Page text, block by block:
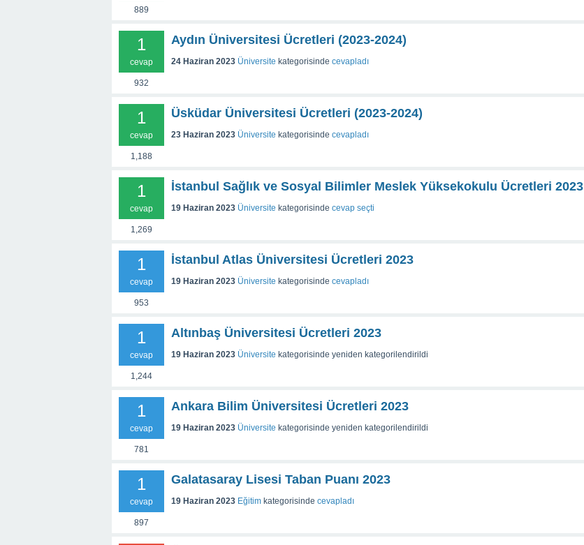
889
1
cevap
932
Aydın Üniversitesi Ücretleri (2023-2024)
24 Haziran 2023 Üniversite kategorisinde cevapladı
1
cevap
1,188
Üsküdar Üniversitesi Ücretleri (2023-2024)
23 Haziran 2023 Üniversite kategorisinde cevapladı
1
cevap
1,269
İstanbul Sağlık ve Sosyal Bilimler Meslek Yüksekokulu Ücretleri 2023
19 Haziran 2023 Üniversite kategorisinde cevap seçti
1
cevap
953
İstanbul Atlas Üniversitesi Ücretleri 2023
19 Haziran 2023 Üniversite kategorisinde cevapladı
1
cevap
1,244
Altınbaş Üniversitesi Ücretleri 2023
19 Haziran 2023 Üniversite kategorisinde yeniden kategorilendirildi
1
cevap
781
Ankara Bilim Üniversitesi Ücretleri 2023
19 Haziran 2023 Üniversite kategorisinde yeniden kategorilendirildi
1
cevap
897
Galatasaray Lisesi Taban Puanı 2023
19 Haziran 2023 Eğitim kategorisinde cevapladı